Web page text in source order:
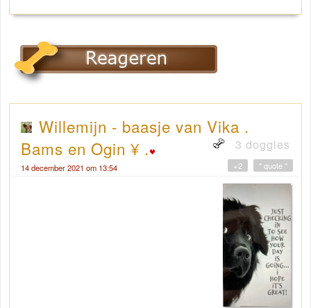
Willemijn - baasje van Vika .
Bams en Ogin ¥ .
3 doggies
14 december 2021 om 13:54 " quote "
+2